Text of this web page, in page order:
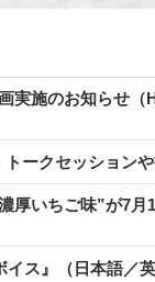
実施のお知らせ
ークセッション
厚いちご味”が7
ス』（日本語／